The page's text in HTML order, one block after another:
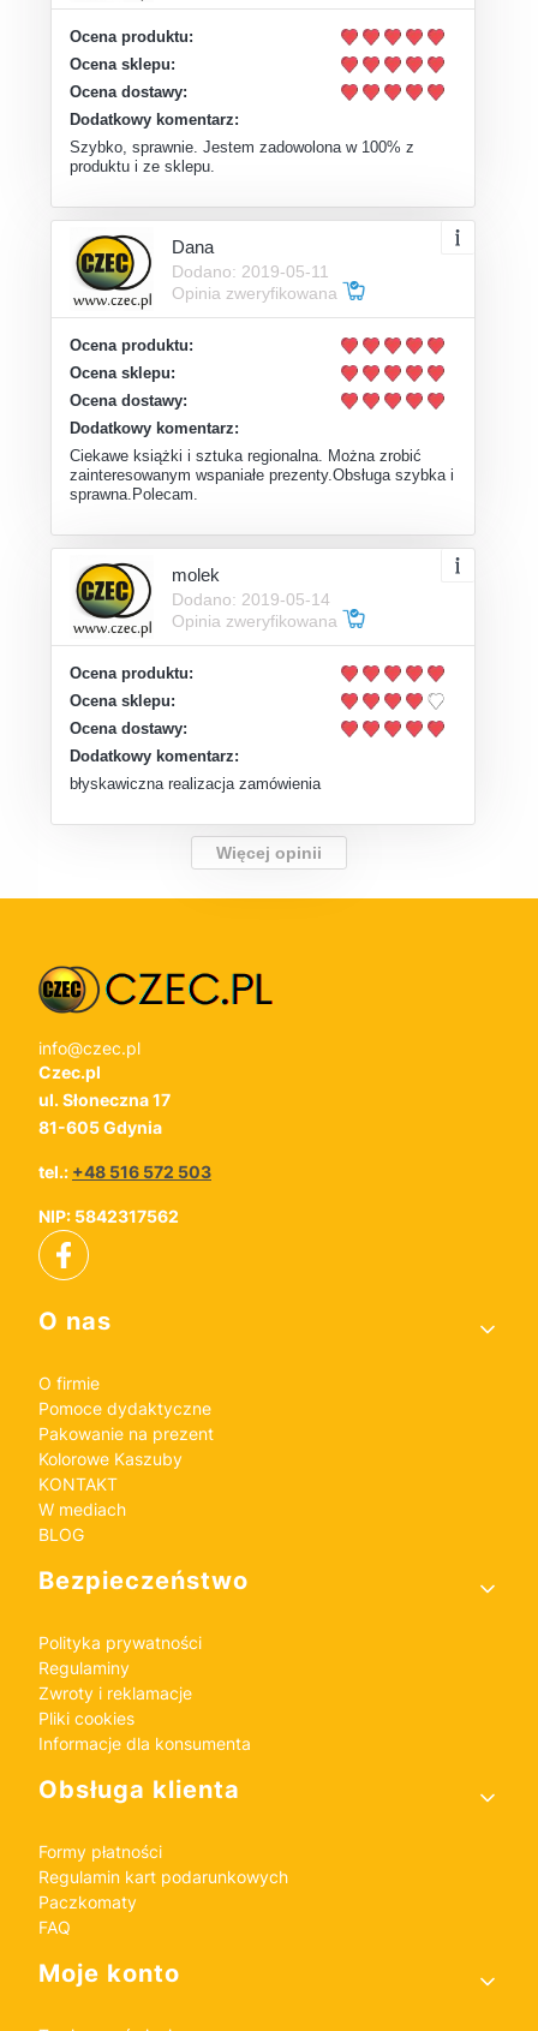
Ocena produktu:
Ocena sklepu:
Ocena dostawy:
Dodatkowy komentarz:
Szybko, sprawnie. Jestem zadowolona w 100% z
produktu i ze sklepu.
Dana
Dodano: 2019-05-11
Opinia zweryfikowana
Ocena produktu:
Ocena sklepu:
Ocena dostawy:
Dodatkowy komentarz:
Ciekawe książki i sztuka regionalna. Można zrobić
zainteresowanym wspaniałe prezenty.Obsługa szybka i
sprawna.Polecam.
molek
Dodano: 2019-05-14
Opinia zweryfikowana
Ocena produktu:
Ocena sklepu:
Ocena dostawy:
Dodatkowy komentarz:
błyskawiczna realizacja zamówienia
Więcej opinii
info@czec.pl
Czec.pl
ul. Słoneczna 17
81-605 Gdynia
tel.: +48 516 572 503
NIP: 5842317562
Linki w stopce
O nas
O firmie
Pomoce dydaktyczne
Pakowanie na prezent
Kolorowe Kaszuby
KONTAKT
W mediach
BLOG
Bezpieczeństwo
Polityka prywatności
Regulaminy
Zwroty i reklamacje
Pliki cookies
Informacje dla konsumenta
Obsługa klienta
Formy płatności
Regulamin kart podarunkowych
Paczkomaty
FAQ
Moje konto